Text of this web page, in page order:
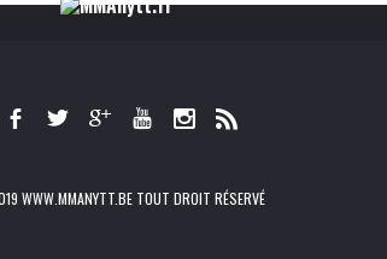
WWW.MMANYTT.BE TOUT DROIT RÉSERVÉ